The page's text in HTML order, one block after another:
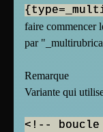
faire commencer
par
Remarque
Variante qui
<!--